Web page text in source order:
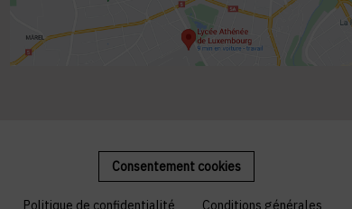
Consentement cookies
Politique de confidentialité Conditions générales